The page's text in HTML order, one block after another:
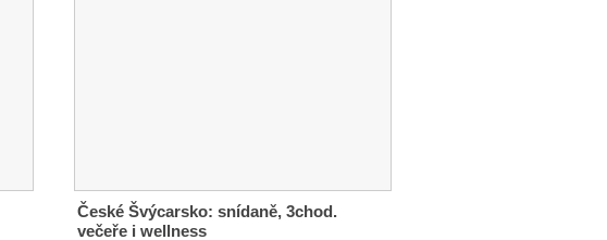
České Švýcarsko: snídaně, 3chod.
večeře i wellness